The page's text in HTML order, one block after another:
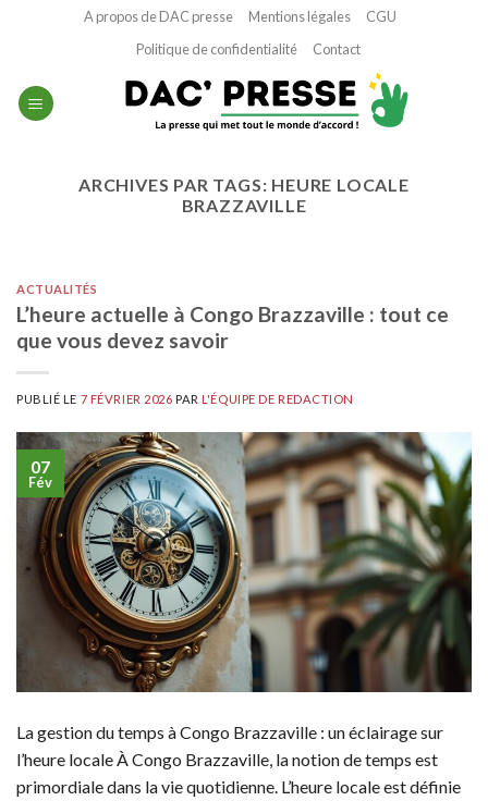
A propos de DAC presse Mentions légales
CGU
Politique de confidentialité
Contact
ARCHIVES PAR TAGS: HEURE LOCALE
BRAZZAVILLE
ACTUALITÉS
L’heure actuelle à Congo Brazzaville : tout ce
que vous devez savoir
PUBLIÉ LE 7 FÉVRIER 2026 PARL'ÉQUIPE DE REDACTION
07
Fév
La gestion du temps à Congo Brazzaville : un éclairage sur
l’heure locale À Congo Brazzaville, la notion de temps est
primordiale dans la vie quotidienne. L’heure locale est définie